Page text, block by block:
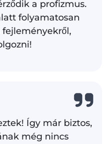
a profizmus.
folyamatosan
fejleményekről,
Így már biztos,
még nincs